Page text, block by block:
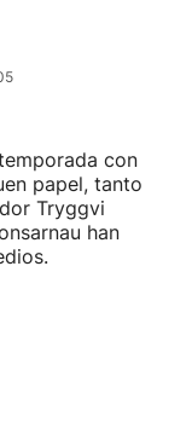
con
papel, tanto
Tryggvi
han